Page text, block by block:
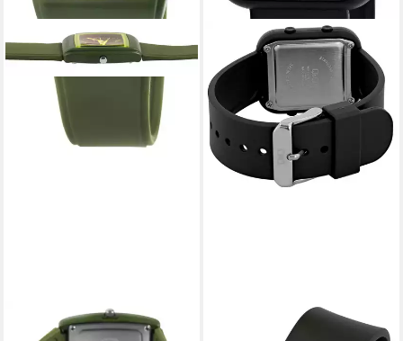
Quarzuhr 10 ATM
Quarzuhr Datumsanzeige